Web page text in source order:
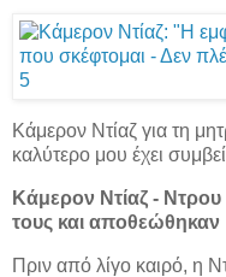
Κάμερον Ντίαζ για τη
καλύτερο μου έχει συμβεί
Κάμερον Ντίαζ - Ντρου
τους και αποθεώθηκαν
Πριν από λίγο καιρό, η